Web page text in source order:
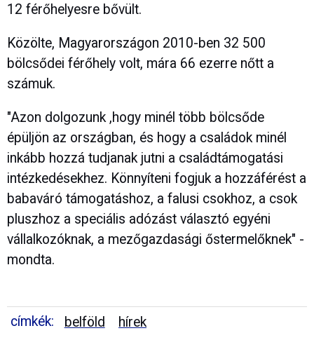
12 férőhelyesre bővült.
Közölte, Magyarországon 2010-ben 32 500
bölcsődei férőhely volt, mára 66 ezerre nőtt a
számuk.
"Azon dolgozunk ,hogy minél több bölcsőde
épüljön az országban, és hogy a családok minél
inkább hozzá tudjanak jutni a családtámogatási
intézkedésekhez. Könnyíteni fogjuk a hozzáférést a
babaváró támogatáshoz, a falusi csokhoz, a csok
pluszhoz a speciális adózást választó egyéni
vállalkozóknak, a mezőgazdasági őstermelőknek" -
mondta.
címkék: belföld hírek